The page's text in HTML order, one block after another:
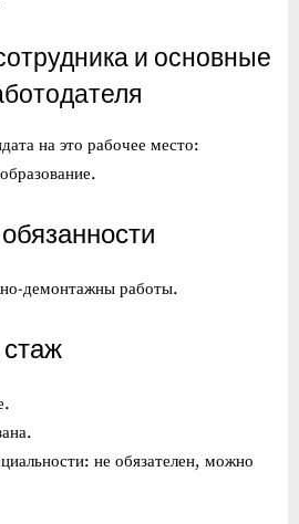
и основные
на это рабочее место:
демонтажны работы.
не обязателен, можно